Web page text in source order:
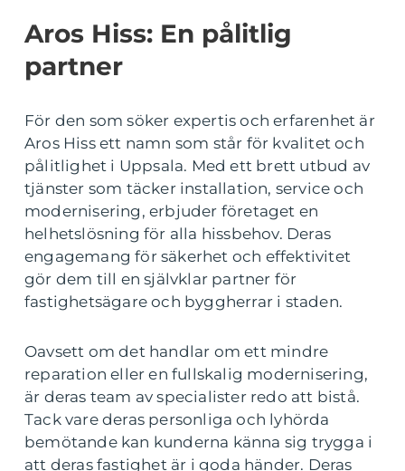
Aros Hiss: En pålitlig
partner
För den som söker expertis och erfarenhet är
Aros Hiss ett namn som står för kvalitet och
pålitlighet i Uppsala. Med ett brett utbud av
tjänster som täcker installation, service och
modernisering, erbjuder företaget en
helhetslösning för alla hissbehov. Deras
engagemang för säkerhet och effektivitet
gör dem till en självklar partner för
fastighetsägare och byggherrar i staden.
Oavsett om det handlar om ett mindre
reparation eller en fullskalig modernisering,
är deras team av specialister redo att bistå.
Tack vare deras personliga och lyhörda
bemötande kan kunderna känna sig trygga i
att deras fastighet är i goda händer. Deras